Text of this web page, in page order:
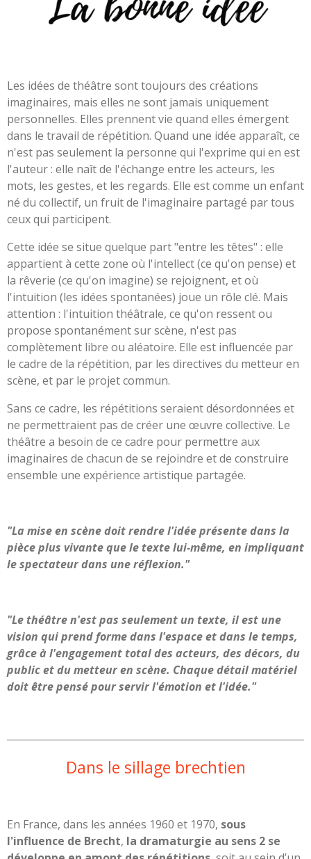
Les idées de théâtre sont toujours des créations
imaginaires, mais elles ne sont jamais uniquement
personnelles. Elles prennent vie quand elles émergent
dans le travail de répétition. Quand une idée apparaît, ce
n'est pas seulement la personne qui l'exprime qui en est
l'auteur : elle naît de l'échange entre les acteurs, les
mots, les gestes, et les regards. Elle est comme un enfant
né du collectif, un fruit de l'imaginaire partagé par tous
ceux qui participent.
Cette idée se situe quelque part "entre les têtes" : elle
appartient à cette zone où l'intellect (ce qu'on pense) et
la rêverie (ce qu'on imagine) se rejoignent, et où
l'intuition (les idées spontanées) joue un rôle clé. Mais
attention : l'intuition théâtrale, ce qu'on ressent ou
propose spontanément sur scène, n'est pas
complètement libre ou aléatoire. Elle est influencée par
le cadre de la répétition, par les directives du metteur en
scène, et par le projet commun.
Sans ce cadre, les répétitions seraient désordonnées et
ne permettraient pas de créer une œuvre collective. Le
théâtre a besoin de ce cadre pour permettre aux
imaginaires de chacun de se rejoindre et de construire
ensemble une expérience artistique partagée.
"La mise en scène doit rendre l'idée présente dans la
pièce plus vivante que le texte lui-même, en impliquant
le spectateur dans une réflexion."
"Le théâtre n'est pas seulement un texte, il est une
vision qui prend forme dans l'espace et dans le temps,
grâce à l'engagement total des acteurs, des décors, du
public et du metteur en scène. Chaque détail matériel
doit être pensé pour servir l'émotion et l'idée."
Dans le sillage brechtien
En France, dans les années 1960 et 1970, sous
l'influence de Brecht, la dramaturgie au sens 2 se